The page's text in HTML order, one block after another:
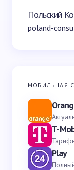
Польский
poland-
МОБИЛЬНАЯ
T-
Play